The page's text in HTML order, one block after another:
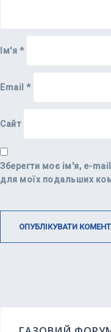
Ім'я *
Email *
Сайт
Зберегти моє ім'я, e-
для моїх подальших